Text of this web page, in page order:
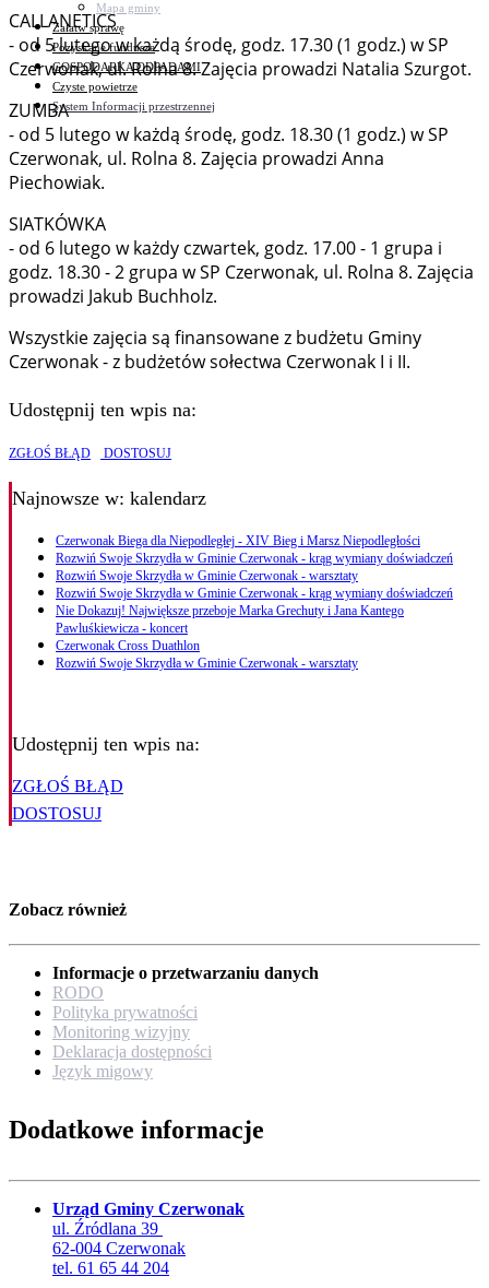
Mapa gminy
Załatw sprawę
Pozyskane fundusze
GOSPODARKA ODPADAMI
Czyste powietrze
System Informacji przestrzennej
CALLANETICS
- od 5 lutego w każdą środę, godz. 17.30 (1 godz.) w SP
Czerwonak, ul. Rolna 8. Zajęcia prowadzi Natalia Szurgot.
ZUMBA
- od 5 lutego w każdą środę, godz. 18.30 (1 godz.) w SP
Czerwonak, ul. Rolna 8. Zajęcia prowadzi Anna
Piechowiak.
SIATKÓWKA
- od 6 lutego w każdy czwartek, godz. 17.00 - 1 grupa i
godz. 18.30 - 2 grupa w SP Czerwonak, ul. Rolna 8. Zajęcia
prowadzi Jakub Buchholz.
Wszystkie zajęcia są finansowane z budżetu Gminy
Czerwonak - z budżetów sołectwa Czerwonak I i II.
Udostępnij ten wpis na:
ZGŁOŚ BŁĄD DOSTOSUJ
Najnowsze w: kalendarz
Czerwonak Biega dla Niepodległej - XIV Bieg i Marsz Niepodległości
Rozwiń Swoje Skrzydła w Gminie Czerwonak - krąg wymiany doświadczeń
Rozwiń Swoje Skrzydła w Gminie Czerwonak - warsztaty
Rozwiń Swoje Skrzydła w Gminie Czerwonak - krąg wymiany doświadczeń
Nie Dokazuj! Największe przeboje Marka Grechuty i Jana Kantego
Pawluśkiewicza - koncert
Czerwonak Cross Duathlon
Rozwiń Swoje Skrzydła w Gminie Czerwonak - warsztaty
Udostępnij ten wpis na:
ZGŁOŚ BŁĄD
DOSTOSUJ
Zobacz również
Informacje o przetwarzaniu danych
RODO
Polityka prywatności
Monitoring wizyjny
Deklaracja dostępności
Język migowy
Dodatkowe informacje
Urząd Gminy Czerwonak
ul. Źródlana 39
62-004 Czerwonak
tel. 61 65 44 204